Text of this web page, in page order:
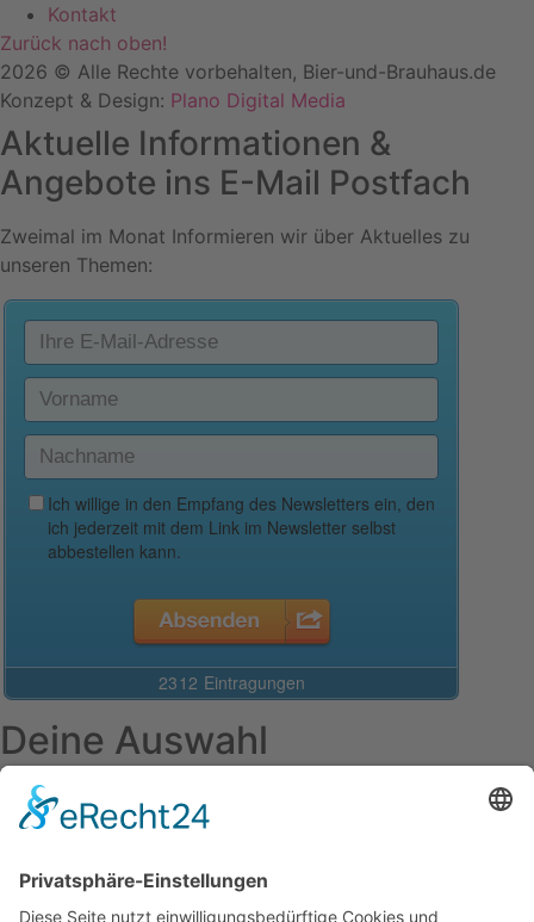
Kontakt
Zurück nach oben!
2026 © Alle Rechte vorbehalten, Bier-und-Brauhaus.de
Konzept & Design: Plano Digital Media
Aktuelle Informationen &
Angebote ins E-Mail Postfach
Zweimal im Monat Informieren wir über Aktuelles zu
unseren Themen:
Deine Auswahl
Startseite
Aktuelles Blog
Ausgaben online lesen
Über uns